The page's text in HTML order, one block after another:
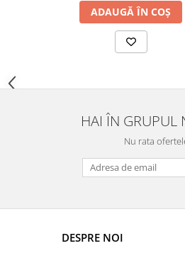
ADAUGĂ ÎN COȘ
HAI ÎN GRUPUL
Nu rata
DESPRE NOI